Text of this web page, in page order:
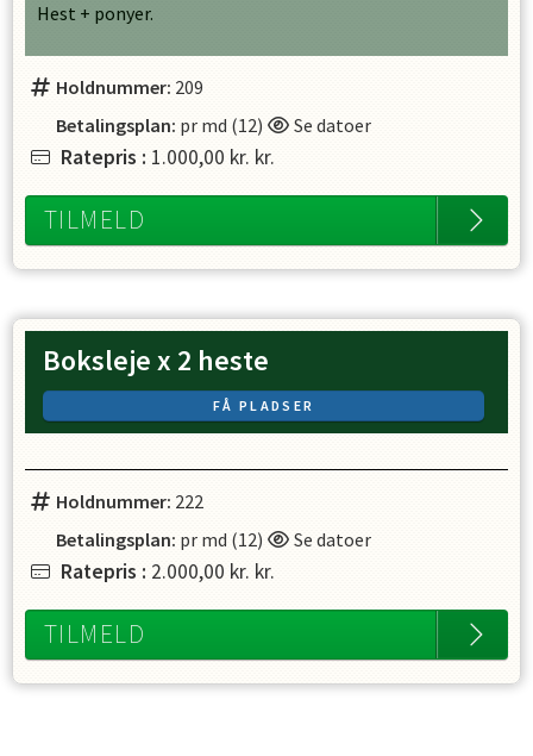
Hest + ponyer.
Holdnummer: 209
Betalingsplan: pr md (12) Se datoer
Ratepris : 1.000,00 kr. kr.
TILMELD
Boksleje x 2 heste
FÅ PLADSER
Holdnummer: 222
Betalingsplan: pr md (12) Se datoer
Ratepris : 2.000,00 kr. kr.
TILMELD